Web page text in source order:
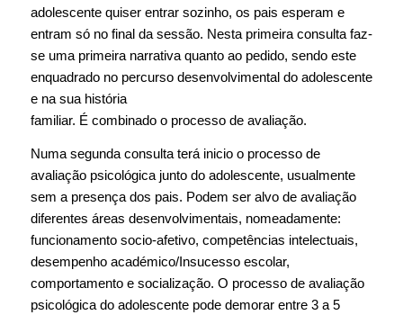
adolescente quiser entrar sozinho, os pais esperam e
entram só no final da sessão. Nesta primeira consulta faz-
se uma primeira narrativa quanto ao pedido, sendo este
enquadrado no percurso desenvolvimental do adolescente
e na sua história
familiar. É combinado o processo de avaliação.
Numa segunda consulta terá inicio o processo de
avaliação psicológica junto do adolescente, usualmente
sem a presença dos pais. Podem ser alvo de avaliação
diferentes áreas desenvolvimentais, nomeadamente:
funcionamento socio-afetivo, competências intelectuais,
desempenho académico/Insucesso escolar,
comportamento e socialização. O processo de avaliação
psicológica do adolescente pode demorar entre 3 a 5